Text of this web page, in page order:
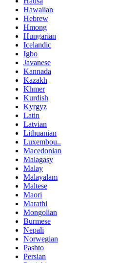
Hawaiian
Hebrew
Hmong
Hungarian
Icelandic
Igbo
Javanese
Kannada
Kazakh
Khmer
Kurdish
Kyrgyz
Latin
Latvian
Lithuanian
Luxembou..
Macedonian
Malagasy
Malay
Malayalam
Maltese
Maori
Marathi
Mongolian
Burmese
Nepali
Norwegian
Pashto
Persian